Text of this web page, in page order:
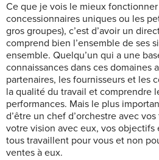
Ce que je vois le mieux
concessionnaires uniques ou les
gros groupes), c’est d’avoir un
comprend bien l’ensemble de ses
ensemble. Quelqu’un qui a une
connaissances dans ces domaines
partenaires, les fournisseurs et les
la qualité du travail et comprendre
performances. Mais le plus
d’être un chef d’orchestre avec
votre vision avec eux, vos objectifs
tous travaillent pour vous et non
ventes à eux.